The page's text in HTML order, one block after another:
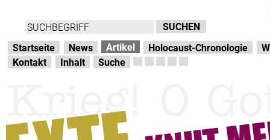
Startseite News Artikel Holocaust-Chronologie
Kontakt
Inhalt Suche